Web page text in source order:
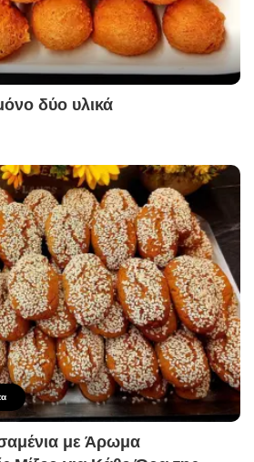
δύο υλικά
με Άρωμα